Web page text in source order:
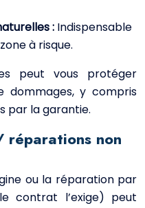
: Indispensable
à risque.
peut vous protéger
dommages, y compris
par la garantie.
réparations non
ou la réparation par
contrat l’exige) peut